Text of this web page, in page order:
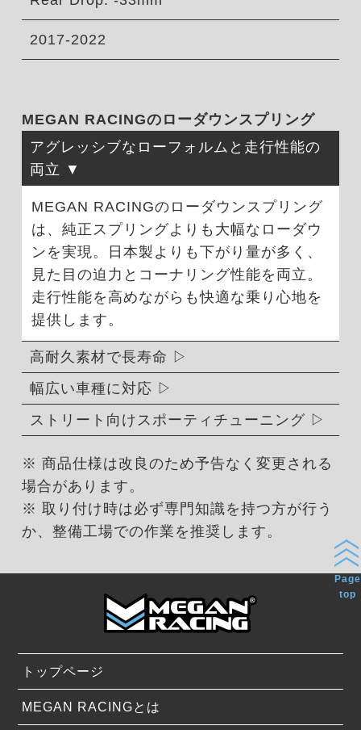
2017-2022
MEGAN RACINGのローダウンスプリング
アグレッシブなローフォルムと走行性能の
両立
MEGAN RACINGのローダウンスプリング
は、純正スプリングよりも大幅なローダウ
ンを実現。日本製よりも下がり量が多く、
見た目の迫力とコーナリング性能を両立。
走行性能を高めながらも快適な乗り心地を
提供します。
高耐久素材で長寿命
幅広い車種に対応
ストリート向けスポーティチューニング
※ 商品仕様は改良のため予告なく変更される
場合があります。
※ 取り付け時は必ず専門知識を持つ方が行う
か、整備工場での作業を推奨します。
トップページ
MEGAN RACINGとは
Page
top